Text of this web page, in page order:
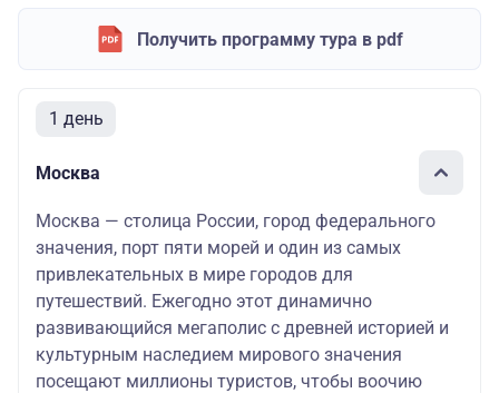
Получить программу тура в pdf
1 день
Москва
Москва — столица России, город федерального
значения, порт пяти морей и один из самых
привлекательных в мире городов для
путешествий. Ежегодно этот динамично
развивающийся мегаполис с древней историей и
культурным наследием мирового значения
посещают миллионы туристов, чтобы воочию